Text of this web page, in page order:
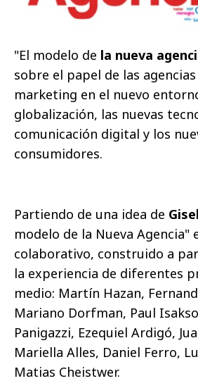
"El modelo de la nueva
sobre el papel de las
marketing en el nuevo
globalización, las nuevas
comunicación digital y los
consumidores.
Partiendo de una idea de
modelo de la Nueva Agencia"
colaborativo, construido a
la experiencia de diferentes
medio: Martín Hazan,
Mariano Dorfman, Paul
Panigazzi, Ezequiel Ardigó,
Mariella Alles, Daniel Ferro,
Matias Cheistwer.